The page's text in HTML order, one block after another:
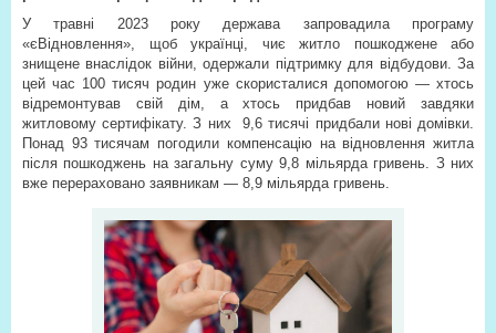
У травні 2023 року держава запровадила програму
«єВідновлення», щоб українці, чиє житло пошкоджене або
знищене внаслідок війни, одержали підтримку для відбудови. За
цей час 100 тисяч родин уже скористалися допомогою — хтось
відремонтував свій дім, а хтось придбав новий завдяки
житловому сертифікату. З них
9,6 тисячі придбали нові домівки.
Понад 93 тисячам погодили компенсацію на відновлення житла
після пошкоджень на загальну суму 9,8 мільярда гривень. З них
вже перераховано заявникам — 8,9 мільярда гривень.